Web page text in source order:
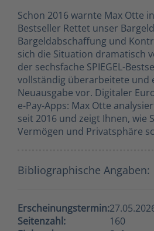
Schon 2016 warnte Max Otte
Bestseller Rettet unser
Bargeldabschaffung und
sich die Situation dramatisch
der sechsfache SPIEGEL-
vollständig überarbeitete und
Neuausgabe vor. Digitaler
e-Pay-Apps: Max Otte
seit 2016 und zeigt Ihnen, wie
Vermögen und Privatsphäre
Bibliographische Angaben:
Erscheinungstermin:
Seitenzahl:
160